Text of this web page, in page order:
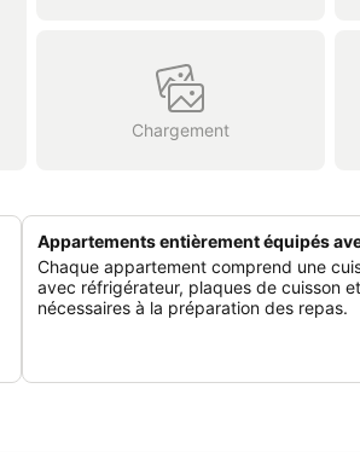
Chargement
Appartements entièrement équipés
Chaque appartement comprend une
avec réfrigérateur, plaques de cuisson
nécessaires à la préparation des repas.